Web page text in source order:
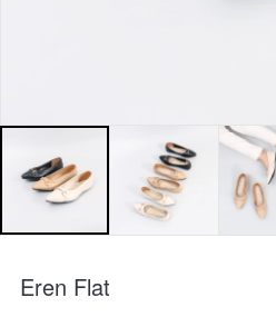
Eren Flat